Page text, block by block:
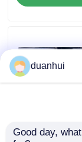
引金 を 求め
重いダンプ
トラクター
duanhui
Good day,